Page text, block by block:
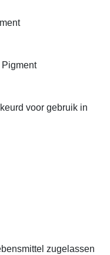
voor gebruik in
zugelassen